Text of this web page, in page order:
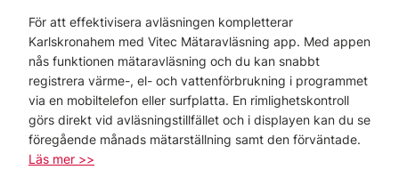
För att effektivisera avläsningen kompletterar
Karlskronahem med Vitec Mätaravläsning app. Med appen
nås funktionen mätaravläsning och du kan snabbt
registrera värme-, el- och vattenförbrukning i programmet
via en mobiltelefon eller surfplatta. En rimlighetskontroll
görs direkt vid avläsningstillfället och i displayen kan du se
föregående månads mätarställning samt den förväntade.
Läs mer >>